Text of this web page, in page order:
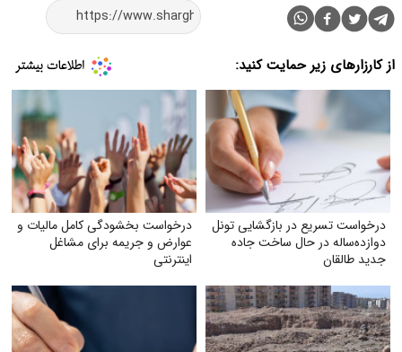
از کارزارهای زیر حمایت کنید:
درخواست تسریع در بازگشایی تونل
دوازده‌ساله در حال ساخت جاده
جدید طالقان
درخواست بخشودگی کامل مالیات و
عوارض و جریمه برای مشاغل
اینترنتی